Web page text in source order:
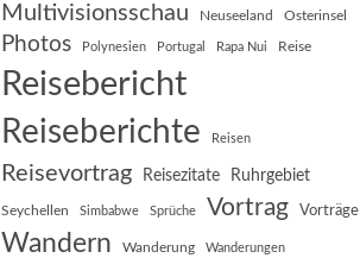
Multivisionsschau Neuseeland Osterinsel
Photos Polynesien Portugal Rapa Nui Reise
Reisebericht
Reiseberichte Reisen
Reisevortrag Reisezitate Ruhrgebiet
Seychellen Simbabwe Sprüche Vortrag Vorträge
Wandern Wanderung Wanderungen